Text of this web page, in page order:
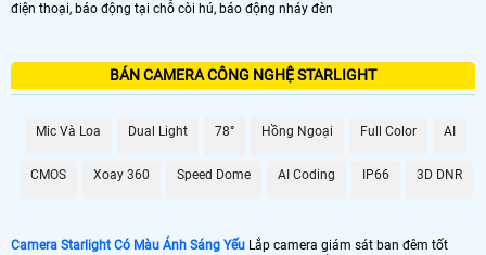
truyền thống sẽ cho hình ảnh trắng đen thì camera starlight sẽ cho hình
ảnh màu sắc tương tự như ban ngày mà không cần phải có đèn chiếu sáng
, kho hàng, nhà xưởng.
🌛 Camera Starlight kbvision
🌙 Lắp Camera Starlight Dahua
điện thoại, báo động tại chỗ còi hú, báo động nháy đèn
BÁN CAMERA CÔNG NGHỆ STARLIGHT
Mic Và Loa Dual Light 78° Hồng Ngoại Full Color AI
CMOS Xoay 360 Speed Dome AI Coding IP66 3D DNR
Camera Starlight Có Màu Ánh Sáng Yếu Lắp camera giám sát ban đêm tốt